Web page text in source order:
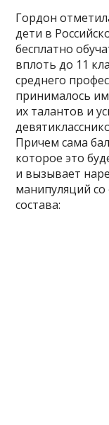
Гордон
дети в
бесплатно
вплоть до 11
среднего
принималось
их талантов и
Причем сама
которое это
и вызывает
манипуляций
состава: